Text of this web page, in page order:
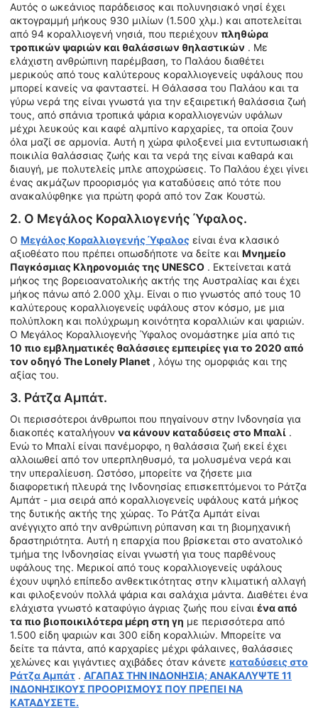
Αυτός ο ωκεάνιος παράδεισος και πολυνησιακό νησί έχει
ακτογραμμή μήκους 930 μιλίων (1.500 χλμ.) και αποτελείται
από 94 κοραλλιογενή νησιά, που περιέχουν πληθώρα
τροπικών ψαριών και θαλάσσιων θηλαστικών . Με
ελάχιστη ανθρώπινη παρέμβαση, το Παλάου διαθέτει
μερικούς από τους καλύτερους κοραλλιογενείς υφάλους που
μπορεί κανείς να φανταστεί. Η Θάλασσα του Παλάου και τα
γύρω νερά της είναι γνωστά για την εξαιρετική θαλάσσια ζωή
τους, από σπάνια τροπικά ψάρια κοραλλιογενών υφάλων
μέχρι λευκούς και καφέ αλμπίνο καρχαρίες, τα οποία ζουν
όλα μαζί σε αρμονία. Αυτή η χώρα φιλοξενεί μια εντυπωσιακή
ποικιλία θαλάσσιας ζωής και τα νερά της είναι καθαρά και
διαυγή, με πολυτελείς μπλε αποχρώσεις. Το Παλάου έχει γίνει
ένας ακμάζων προορισμός για καταδύσεις από τότε που
ανακαλύφθηκε για πρώτη φορά από τον Ζακ Κουστώ.
2. Ο Μεγάλος Κοραλλιογενής Ύφαλος.
Ο Μεγάλος Κοραλλιογενής Ύφαλος είναι ένα κλασικό
αξιοθέατο που πρέπει οπωσδήποτε να δείτε και Μνημείο
Παγκόσμιας Κληρονομιάς της UNESCO . Εκτείνεται κατά
μήκος της βορειοανατολικής ακτής της Αυστραλίας και έχει
μήκος πάνω από 2.000 χλμ. Είναι ο πιο γνωστός από τους 10
καλύτερους κοραλλιογενείς υφάλους στον κόσμο, με μια
πολύπλοκη και πολύχρωμη κοινότητα κοραλλιών και ψαριών.
Ο Μεγάλος Κοραλλιογενής Ύφαλος ονομάστηκε μία από τις
10 πιο εμβληματικές θαλάσσιες εμπειρίες για το 2020 από
τον οδηγό The Lonely Planet , λόγω της ομορφιάς και της
αξίας του.
3. Ράτζα Αμπάτ.
Οι περισσότεροι άνθρωποι που πηγαίνουν στην Ινδονησία για
διακοπές καταλήγουν να κάνουν καταδύσεις στο Μπαλί .
Ενώ το Μπαλί είναι πανέμορφο, η θαλάσσια ζωή εκεί έχει
αλλοιωθεί από τον υπερπληθυσμό, τα μολυσμένα νερά και
την υπεραλίευση. Ωστόσο, μπορείτε να ζήσετε μια
διαφορετική πλευρά της Ινδονησίας επισκεπτόμενοι το Ράτζα
Αμπάτ - μια σειρά από κοραλλιογενείς υφάλους κατά μήκος
της δυτικής ακτής της χώρας. Το Ράτζα Αμπάτ είναι
ανέγγιχτο από την ανθρώπινη ρύπανση και τη βιομηχανική
δραστηριότητα. Αυτή η επαρχία που βρίσκεται στο ανατολικό
τμήμα της Ινδονησίας είναι γνωστή για τους παρθένους
υφάλους της. Μερικοί από τους κοραλλιογενείς υφάλους
έχουν υψηλό επίπεδο ανθεκτικότητας στην κλιματική αλλαγή
και φιλοξενούν πολλά ψάρια και σαλάχια μάντα. Διαθέτει ένα
ελάχιστα γνωστό καταφύγιο άγριας ζωής που είναι ένα από
τα πιο βιοποικιλότερα μέρη στη γη με περισσότερα από
1.500 είδη ψαριών και 300 είδη κοραλλιών. Μπορείτε να
δείτε τα πάντα, από καρχαρίες μέχρι φάλαινες, θαλάσσιες
χελώνες και γιγάντιες αχιβάδες όταν κάνετε καταδύσεις στο
Ράτζα Αμπάτ . ΑΓΑΠΑΣ ΤΗΝ ΙΝΔΟΝΗΣΙΑ; ΑΝΑΚΑΛΥΨΤΕ 11
ΙΝΔΟΝΗΣΙΚΟΥΣ ΠΡΟΟΡΙΣΜΟΥΣ ΠΟΥ ΠΡΕΠΕΙ ΝΑ
ΚΑΤΑΔΥΣΕΤΕ.